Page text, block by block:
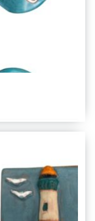
DESEOS
A
DE
DESEOS